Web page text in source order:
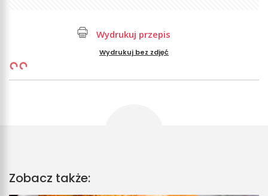
Wydrukuj przepis
Wydrukuj bez zdjęć
Zobacz także: